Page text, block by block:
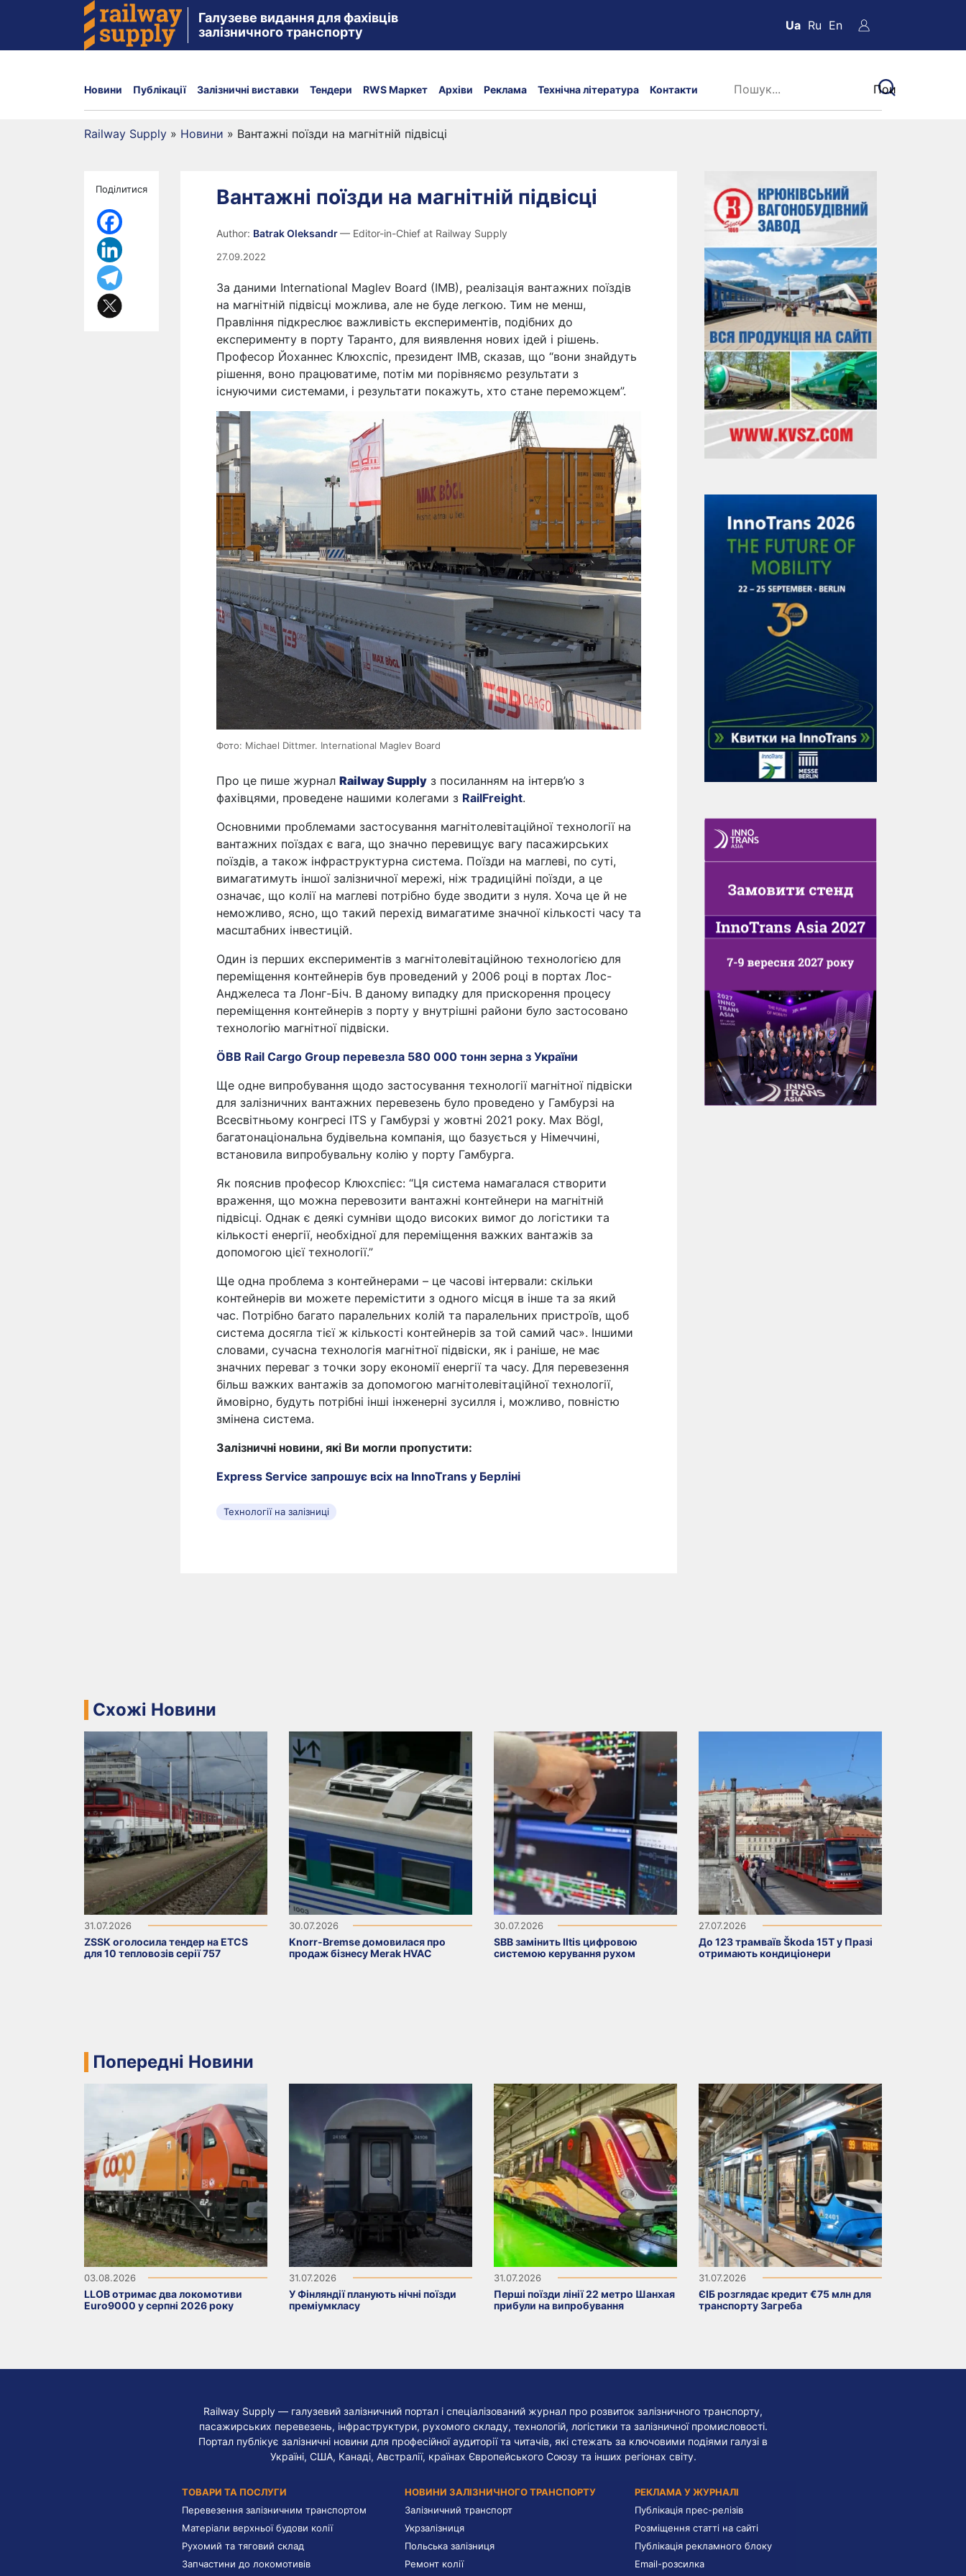
Галузеве видання для фахівців
залізничного транспорту
Ua Ru En
Новини Публікації Залізничні виставки Тендери RWS Маркет Архіви Реклама Технічна література Контакти
Railway Supply » Новини » Вантажні поїзди на магнітній підвісці
Поділитися Вантажні поїзди на магнітній підвісці
Author: Batrak Oleksandr— Editor-in-Chief at Railway Supply
27.09.2022
За даними International Maglev Board (IMB), реалізація вантажних поїздів
на магнітній підвісці можлива, але не буде легкою. Тим не менш,
Правління підкреслює важливість експериментів, подібних до
експерименту в порту Таранто, для виявлення нових ідей і рішень.
Професор Йоханнес Клюхспіс, президент IMB, сказав, що “вони знайдуть
рішення, воно працюватиме, потім ми порівняємо результати з
існуючими системами, і результати покажуть, хто стане переможцем”.
Фото: Michael Dittmer. International Maglev Board
Про це пише журнал Railway Supply з посиланням на інтерв’ю з
фахівцями, проведене нашими колегами з RailFreight.
Основними проблемами застосування магнітолевітаційної технології на
вантажних поїздах є вага, що значно перевищує вагу пасажирських
поїздів, а також інфраструктурна система. Поїзди на маглеві, по суті,
вимагатимуть іншої залізничної мережі, ніж традиційні поїзди, а це
означає, що колії на маглеві потрібно буде зводити з нуля. Хоча це й не
неможливо, ясно, що такий перехід вимагатиме значної кількості часу та
масштабних інвестицій.
Один із перших експериментів з магнітолевітаційною технологією для
переміщення контейнерів був проведений у 2006 році в портах Лос-
Анджелеса та Лонг-Біч. В даному випадку для прискорення процесу
переміщення контейнерів з порту у внутрішні райони було застосовано
технологію магнітної підвіски.
ÖBB Rail Cargo Group перевезла 580 000 тонн зерна з України
Ще одне випробування щодо застосування технології магнітної підвіски
для залізничних вантажних перевезень було проведено у Гамбурзі на
Всесвітньому конгресі ITS у Гамбурзі у жовтні 2021 року. Max Bögl,
багатонаціональна будівельна компанія, що базується у Німеччині,
встановила випробувальну колію у порту Гамбурга.
Як пояснив професор Клюхспієс: “Ця система намагалася створити
враження, що можна перевозити вантажні контейнери на магнітній
підвісці. Однак є деякі сумніви щодо високих вимог до логістики та
кількості енергії, необхідної для переміщення важких вантажів за
допомогою цієї технології.”
Ще одна проблема з контейнерами – це часові інтервали: скільки
контейнерів ви можете перемістити з одного місця в інше та за який
час. Потрібно багато паралельних колій та паралельних пристроїв, щоб
система досягла тієї ж кількості контейнерів за той самий час». Іншими
словами, сучасна технологія магнітної підвіски, як і раніше, не має
значних переваг з точки зору економії енергії та часу. Для перевезення
більш важких вантажів за допомогою магнітолевітаційної технології,
ймовірно, будуть потрібні інші інженерні зусилля і, можливо, повністю
змінена система.
Залізничні новини, які Ви могли пропустити:
Express Service запрошує всіх на InnoTrans у Берліні
Технології на залізниці
Схожі Новини
31.07.2026
ZSSK оголосила тендер на ETCS
для 10 тепловозів серії 757
30.07.2026
Knorr-Bremse домовилася про
продаж бізнесу Merak HVAC
30.07.2026
SBB замінить Iltis цифровою
системою керування рухом
27.07.2026
До 123 трамваїв Škoda 15T у Празі
отримають кондиціонери
Попередні Новини
03.08.2026
LLOB отримає два локомотиви
Euro9000 у серпні 2026 року
31.07.2026
У Фінляндії планують нічні поїзди
преміумкласу
31.07.2026
Перші поїзди лінії 22 метро Шанхая
прибули на випробування
31.07.2026
ЄІБ розглядає кредит €75 млн для
транспорту Загреба
Railway Supply — галузевий залізничний портал і спеціалізований журнал про розвиток залізничного транспорту,
пасажирських перевезень, інфраструктури, рухомого складу, технологій, логістики та залізничної промисловості.
Портал публікує залізничні новини для професійної аудиторії та читачів, які стежать за ключовими подіями галузі в
Україні, США, Канаді, Австралії, країнах Європейського Союзу та інших регіонах світу.
ТОВАРИ ТА ПОСЛУГИ
Перевезення залізничним транспортом
Матеріали верхньої будови колії
Рухомий та тяговий склад
Запчастини до локомотивів
НОВИНИ ЗАЛІЗНИЧНОГО ТРАНСПОРТУ
Залізничний транспорт
Укрзалізниця
Польська залізниця
Ремонт колії
РЕКЛАМА У ЖУРНАЛІ
Публікація прес-релізів
Розміщення статті на сайті
Публікація рекламного блоку
Email-розсилка